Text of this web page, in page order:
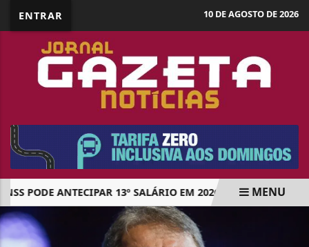
ENTRAR 10 DE AGOSTO DE 2026
PODE ANTECIPAR 13º SALÁRIO EM 2026; VEJA O QUE SE
MENU